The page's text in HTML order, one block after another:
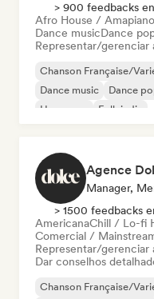
> 900 feedbacks
Afro House / Amapiano
Dance musicDance
Representar/gerenciar
Chanson Française/
Dance music
Dance
Hyperpop
Folk indie
Agence
Manager,
> 1500 feedbacks
AmericanaChill / Lo-fi
Comercial /
Representar/gerenciar
Dar conselhos
Chanson Française/